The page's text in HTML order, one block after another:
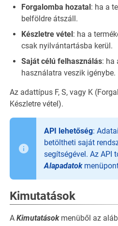
Forgalomba hozatal: ha a
belföldre átszáll.
Készletre vétel: ha a
csak nyilvántartásba kerül.
Saját célú felhasználás: ha
használatra veszik igénybe.
Az adattípus F, S, vagy K
Készletre vétel).
API lehetőség:
betöltheti saját
segítségével. Az API
Alapadatok
Kimutatások
A Kimutatásokmenüből az